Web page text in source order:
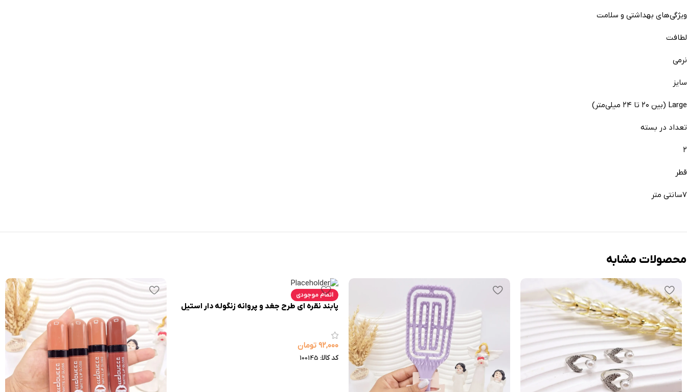
ویژگی‌های بهداشتی و سلامت
لطافت
نرمی
سایز
Large (بین ۲۰ تا ۲۴ میلی‌متر)
تعداد در بسته
۲
قطر
۷سانتی متر
محصولات مشابه
اتمام موجودی
پابند نقره ای طرح جغد و پروانه زنگوله دار استیل
۹۲,۰۰۰ تومان
کد کالا: 100145